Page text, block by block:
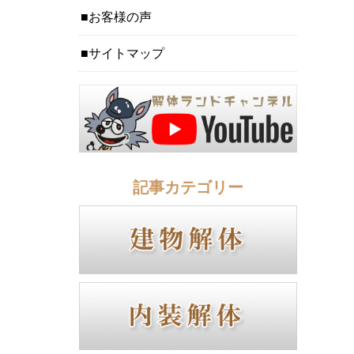
お客様の声
サイトマップ
記事カテゴリー